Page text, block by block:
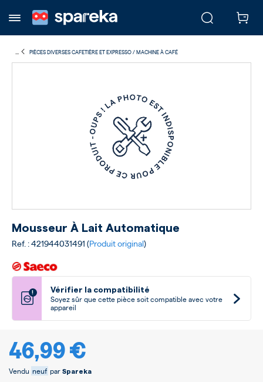
PIÈCES DIVERSES CAFETIÈRE ET EXPRESSO / MACHINE À CAFÉ
Mousseur À Lait Automatique
Ref. : 421944031491 (Produit original)
! Vérifier la compatibilité
Soyez sûr que cette pièce soit compatible avec votre
appareil
46,99 €
Vendu neuf par Spareka